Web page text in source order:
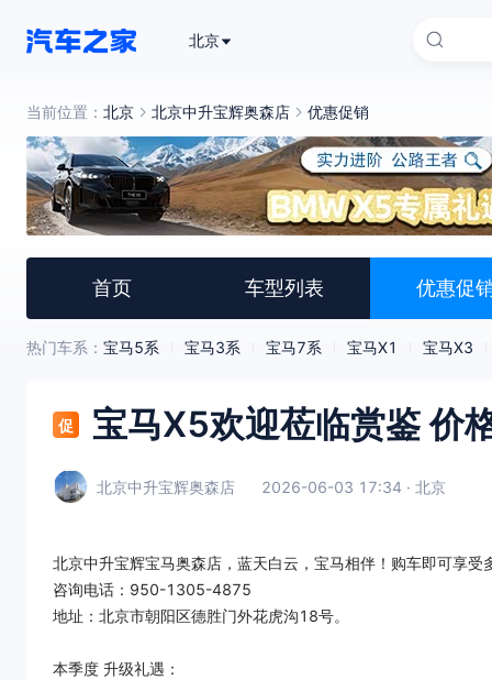
北京
当前位置： 北京 北京中升宝辉奥森店 优惠促销
首页 车型列表 优惠促
热门车系： 宝马5系 宝马3系 宝马7系 宝马X1 宝马X3
促 宝马X5欢迎莅临赏鉴 价
北京中升宝辉奥森店 2026-06-03 17:34 · 北京
北京中升宝辉宝马奥森店，蓝天白云，宝马相伴！购车即可享受
咨询电话：950-1305-4875
地址：北京市朝阳区德胜门外花虎沟18号。
本季度 升级礼遇：